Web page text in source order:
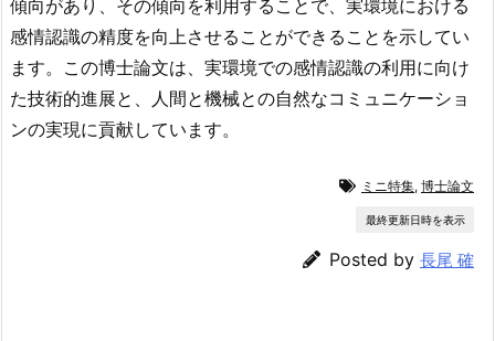
傾向があり、その傾向を利用することで、実環境における
感情認識の精度を向上させることができることを示してい
ます。この博士論文は、実環境での感情認識の利用に向け
た技術的進展と、人間と機械との自然なコミュニケーショ
ンの実現に貢献しています。
ミニ特集, 博士論文
最終更新日時を表示
Posted by 長尾 確